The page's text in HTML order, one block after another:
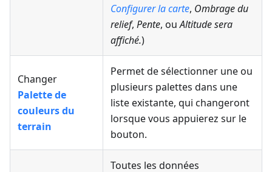
Configurer la carte, Ombrage du
relief, Pente, ouAltitudesera
affiché.)
Changer
Palette de
couleurs du
terrain
Permet de sélectionner une ou
plusieurs palettes dans une
liste existante, qui changeront
lorsque vous appuierez sur le
bouton.
Toutes les données